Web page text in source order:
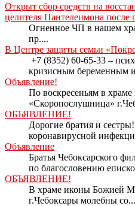
Открыт сбор средств на
целителя Пантелеимона после
Огненное ЧП в нашем
пр....
В Центре защиты семьи
+7 (8352) 60-65-33 –
кризисным беременным
Объявление!
По воскресеньям в
«Скоропослушница»
ОБЪЯВЛЕНИЕ!
Дорогие братия и
коронавирусной
Объявление
Братья Чебоксарского
по благословению
ОБЪЯВЛЕНИЕ!
В храме иконы Божией
г.Чебоксары молебны со...